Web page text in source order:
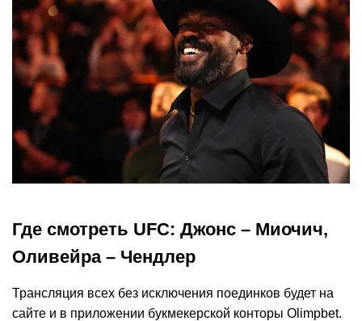
Где смотреть UFC: Джонс – Миочич,
Оливейра – Чендлер
Трансляция всех без исключения поединков будет на
сайте и в приложении букмекерской конторы Olimpbet.